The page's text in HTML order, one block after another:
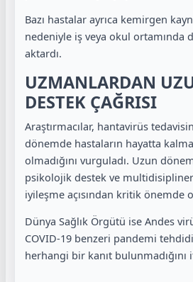
Bazı hastalar ayrıca kemirgen
nedeniyle iş veya okul ortamında
aktardı.
UZMANLARDAN
DESTEK ÇAĞRISI
Araştırmacılar, hantavirüs
dönemde hastaların hayatta
olmadığını vurguladı. Uzun
psikolojik destek ve
iyileşme açısından kritik önemde
Dünya Sağlık Örgütü ise Andes
COVID-19 benzeri pandemi
herhangi bir kanıt bulunmadığını